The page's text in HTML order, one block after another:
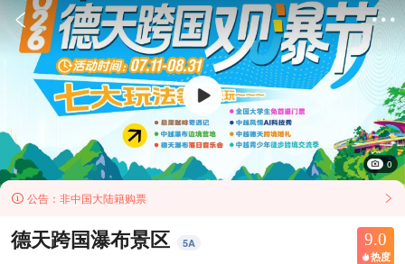
 
0
 公告： 非中国大陆籍购票 
德天跨国瀑布景区 5A 9.0
 热度